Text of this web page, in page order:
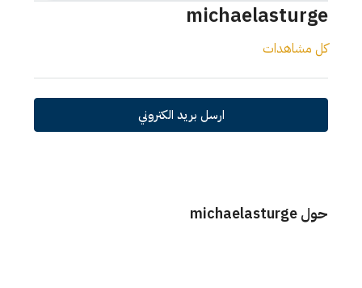
michaelasturge
كل مشاهدات
ارسل بريد الكتروني
حول michaelasturge